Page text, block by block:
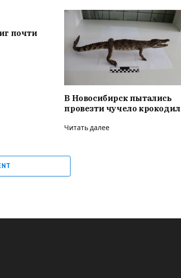
почти
В Новосибирск пытались
провезти чучело
Читать далее